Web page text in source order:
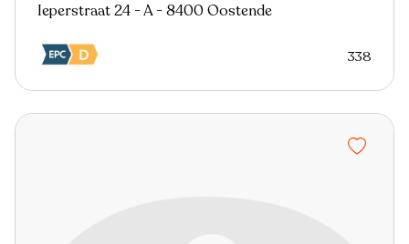
Ieperstraat 24 - A - 8400 Oostende
338